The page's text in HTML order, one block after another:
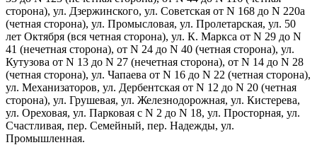
сторона), ул. Дзержинского, ул. Советская от N 168 до N 220а
(четная сторона), ул. Промысловая, ул. Пролетарская, ул. 50
лет Октября (вся четная сторона), ул. К. Маркса от N 29 до N
41 (нечетная сторона), от N 24 до N 40 (четная сторона), ул.
Кутузова от N 13 до N 27 (нечетная сторона), от N 14 до N 28
(четная сторона), ул. Чапаева от N 16 до N 22 (четная сторона),
ул. Механизаторов, ул. Дербентская от N 12 до N 20 (четная
сторона), ул. Грушевая, ул. Железнодорожная, ул. Кистерева,
ул. Ореховая, ул. Парковая с N 2 до N 18, ул. Просторная, ул.
Счастливая, пер. Семейный, пер. Надежды, ул.
Промышленная.